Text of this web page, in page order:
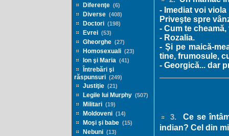
Diferenţe (6)
Diverse (408)
Doctori (198)
Evrei (53)
Gheorghe (27)
Homosexuali (23)
Ion şi Maria (41)
Întrebări şi
răspunsuri (249)
Justiţie (21)
Legile lui Murphy (507)
Militari (19)
Moldoveni (14)
Moşi şi babe (15)
Nebuni (13)
- Imediat voi viola
Priveşte spre
- Cum te cheamă,
- Rozalia.
- Şi pe maică-
tine, frumosule,
- Georgică... dar
3.
Ce se
indian? Cel din